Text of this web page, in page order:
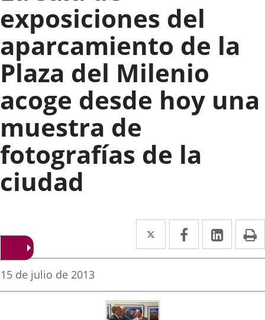
exposiciones del
aparcamiento de la
Plaza del Milenio
acoge desde hoy una
muestra de
fotografías de la
ciudad
Twitter
Enlace
a
aplicación
externa.
Facebook
Enlace
a
aplicación
Enlace
a
Fecha
la
15 de julio de 2013